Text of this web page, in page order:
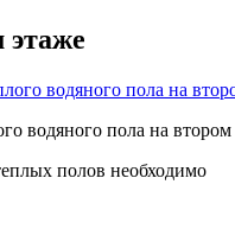
водяного пола на
полов необходимо